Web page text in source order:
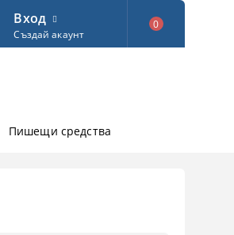
Пишещи средства
Вход
Създай акаунт
0